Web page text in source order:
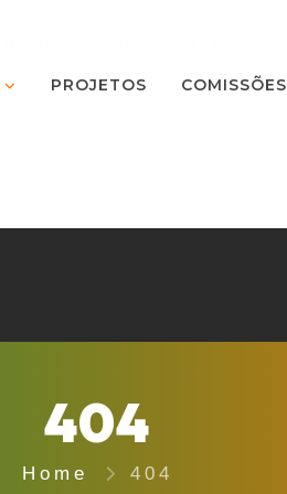
PROJETOS COMISSÕES
404
Home 404